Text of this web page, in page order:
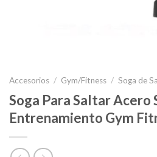
Accesorios / Gym/Fitness / Soga de
Soga Para Saltar Acero
Entrenamiento Gym